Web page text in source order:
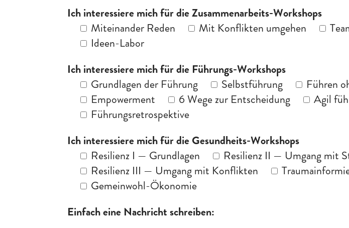
Ich interessiere mich für die Zusammenarbeits-Workshops
Miteinander Reden
Mit Konflikten umgehen
Ideen-Labor
Ich interessiere mich für die Führungs-Workshops
Grundlagen der Führung
Selbstführung
Führen
Empowerment
6 Wege zur Entscheidung
Agil
Führungsretrospektive
Ich interessiere mich für die Gesundheits-Workshops
Resilienz I — Grundlagen
Resilienz II — Umgang mit
Resilienz III — Umgang mit Konflikten
Gemeinwohl-Ökonomie
Einfach eine Nachricht schreiben: